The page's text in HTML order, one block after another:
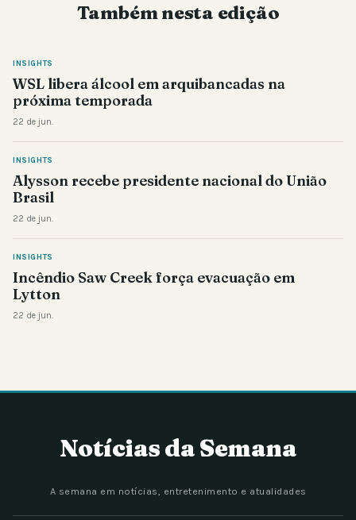
Também nesta edição
INSIGHTS
WSL libera álcool em arquibancadas na
próxima temporada
22 de jun.
INSIGHTS
Alysson recebe presidente nacional do União
Brasil
22 de jun.
INSIGHTS
Incêndio Saw Creek força evacuação em
Lytton
22 de jun.
Notícias da Semana
A semana em notícias, entretenimento e atualidades